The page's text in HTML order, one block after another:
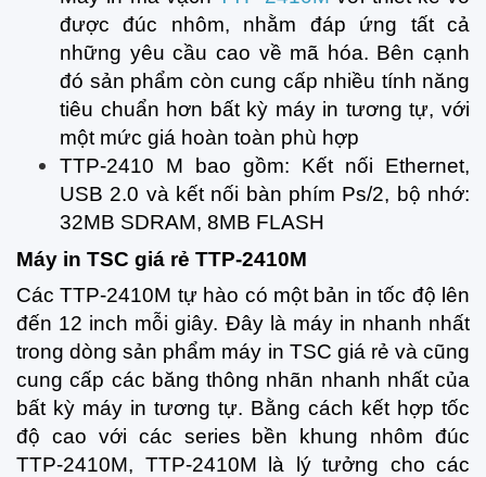
được đúc nhôm, nhằm đáp ứng tất cả
những yêu cầu cao về mã hóa. Bên cạnh
đó sản phẩm còn cung cấp nhiều tính năng
tiêu chuẩn hơn bất kỳ máy in tương tự, với
một mức giá hoàn toàn phù hợp
TTP-2410 M bao gồm: Kết nối Ethernet,
USB 2.0 và kết nối bàn phím Ps/2, bộ nhớ:
32MB SDRAM, 8MB FLASH
Máy in TSC giá rẻ TTP-2410M
Các TTP-2410M tự hào có một bản in tốc độ lên
đến 12 inch mỗi giây. Đây là máy in nhanh nhất
trong dòng sản phẩm máy in TSC giá rẻ và cũng
cung cấp các băng thông nhãn nhanh nhất của
bất kỳ máy in tương tự. Bằng cách kết hợp tốc
độ cao với các series bền khung nhôm đúc
TTP-2410M, TTP-2410M là lý tưởng cho các